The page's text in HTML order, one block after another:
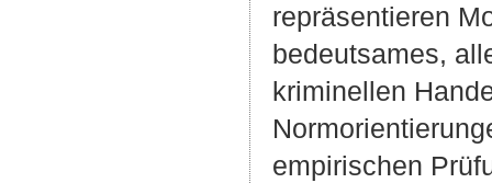
repräsentieren
bedeutsames,
kriminellen
empirischen